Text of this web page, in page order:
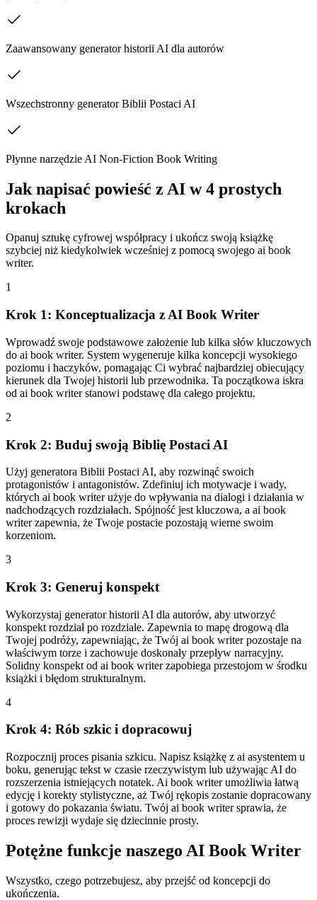
Zaawansowany generator historii AI dla autorów
Wszechstronny generator Biblii Postaci AI
Płynne narzędzie AI Non-Fiction Book Writing
Jak napisać powieść z AI w 4 prostych
krokach
Opanuj sztukę cyfrowej współpracy i ukończ swoją książkę
szybciej niż kiedykolwiek wcześniej z pomocą swojego ai book
writer.
1
Krok 1: Konceptualizacja z AI Book Writer
Wprowadź swoje podstawowe założenie lub kilka słów kluczowych
do ai book writer. System wygeneruje kilka koncepcji wysokiego
poziomu i haczyków, pomagając Ci wybrać najbardziej obiecujący
kierunek dla Twojej historii lub przewodnika. Ta początkowa iskra
od ai book writer stanowi podstawę dla całego projektu.
2
Krok 2: Buduj swoją Biblię Postaci AI
Użyj generatora Biblii Postaci AI, aby rozwinąć swoich
protagonistów i antagonistów. Zdefiniuj ich motywacje i wady,
których ai book writer użyje do wpływania na dialogi i działania w
nadchodzących rozdziałach. Spójność jest kluczowa, a ai book
writer zapewnia, że Twoje postacie pozostają wierne swoim
korzeniom.
3
Krok 3: Generuj konspekt
Wykorzystaj generator historii AI dla autorów, aby utworzyć
konspekt rozdział po rozdziale. Zapewnia to mapę drogową dla
Twojej podróży, zapewniając, że Twój ai book writer pozostaje na
właściwym torze i zachowuje doskonały przepływ narracyjny.
Solidny konspekt od ai book writer zapobiega przestojom w środku
książki i błędom strukturalnym.
4
Krok 4: Rób szkic i dopracowuj
Rozpocznij proces pisania szkicu. Napisz książkę z ai asystentem u
boku, generując tekst w czasie rzeczywistym lub używając AI do
rozszerzenia istniejących notatek. Ai book writer umożliwia łatwą
edycję i korekty stylistyczne, aż Twój rękopis zostanie dopracowany
i gotowy do pokazania światu. Twój ai book writer sprawia, że
proces rewizji wydaje się dziecinnie prosty.
Potężne funkcje naszego AI Book Writer
Wszystko, czego potrzebujesz, aby przejść od koncepcji do
ukończenia.